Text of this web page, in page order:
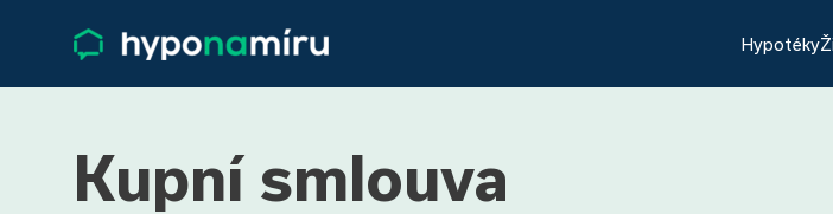
Hypotéky
Kupní smlouva